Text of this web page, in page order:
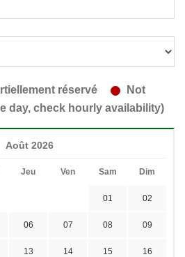
réservé
Not
day, check hourly availability)
Août 2026
Jeu Ven Sam Dim
01 02
06 07 08 09
13 14 15 16